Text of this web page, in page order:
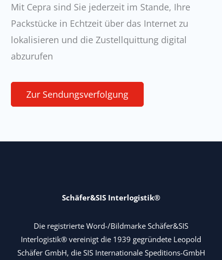
Mit Cepra sind Sie jederzeit im Stande, Ihre
Packstücke in Echtzeit über das Internet zu
lokalisieren und die Zustellquittung digital
abzurufen
Zur Sendungsverfolgung
Schäfer&SIS Interlogistik®
Die registrierte Word-/Bildmarke Schäfer&SIS
Interlogistik® vereinigt die 1939 gegründete Leopold
Schäfer GmbH, die SIS Internationale Speditions-GmbH